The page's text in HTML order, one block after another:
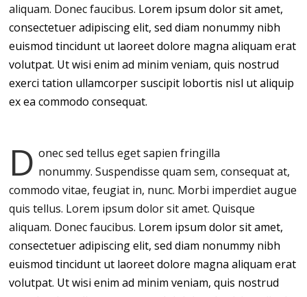
aliquam. Donec faucibus. Lorem ipsum dolor sit amet,
consectetuer adipiscing elit, sed diam nonummy nibh
euismod tincidunt ut laoreet dolore magna aliquam erat
volutpat. Ut wisi enim ad minim veniam, quis nostrud
exerci tation ullamcorper suscipit lobortis nisl ut aliquip
ex ea commodo consequat.
D onec sed tellus eget sapien fringilla
nonummy.Suspendisse quam sem, consequat at,
commodo vitae, feugiat in, nunc. Morbi imperdiet augue
quis tellus. Lorem ipsum dolor sit amet. Quisque
aliquam. Donec faucibus. Lorem ipsum dolor sit amet,
consectetuer adipiscing elit, sed diam nonummy nibh
euismod tincidunt ut laoreet dolore magna aliquam erat
volutpat. Ut wisi enim ad minim veniam, quis nostrud